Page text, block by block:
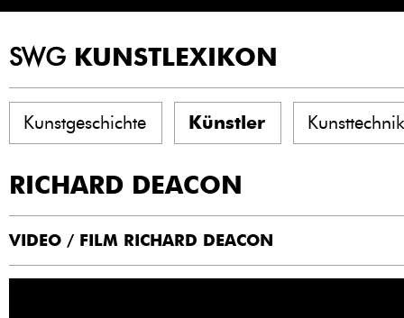
SWG KUNSTLEXIKON
Kunstgeschichte Künstler
RICHARD DEACON
VIDEO / FILM RICHARD DEACON